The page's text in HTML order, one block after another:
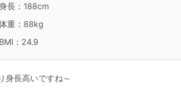
長：188cm
重：88kg
BMI：24.9
身長高いですね～